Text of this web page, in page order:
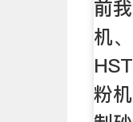
前
机
粉